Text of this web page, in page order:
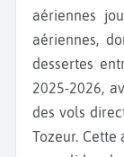
aériennes
aériennes,
dessertes
2025-2026,
des vols
Tozeur. Cette